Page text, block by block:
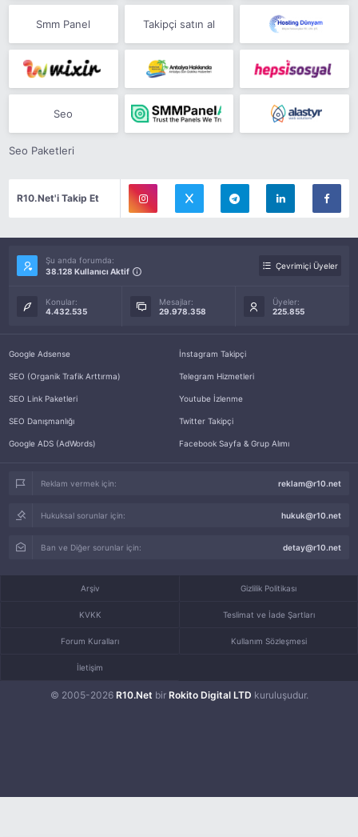
Smm Panel Takipçi satın al
Seo
Seo Paketleri
R10.Net'i Takip Et
Şu anda forumda:
38.128 Kullanıcı Aktif
Çevrimiçi Üyeler
Konular:
4.432.535
Mesajlar:
29.978.358
Üyeler:
225.855
Google Adsense
SEO (Organik Trafik Arttırma)
SEO Link Paketleri
SEO Danışmanlığı
Google ADS (AdWords)
İnstagram Takipçi
Telegram Hizmetleri
Youtube İzlenme
Twitter Takipçi
Facebook Sayfa & Grup Alımı
Reklam vermek için: reklam@r10.net
Hukuksal sorunlar için: hukuk@r10.net
Ban ve Diğer sorunlar için: detay@r10.net
© 2005-2026 R10.Net bir Rokito Digital LTD kuruluşudur.
Arşiv Gizlilik Politikası
KVKK Teslimat ve İade Şartları
Forum Kuralları Kullanım Sözleşmesi
İletişim